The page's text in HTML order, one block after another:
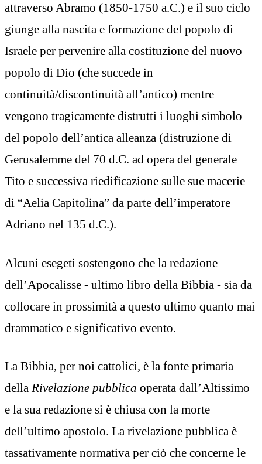
attraverso Abramo (1850-1750 a.C.) e il suo ciclo
giunge alla nascita e formazione del popolo di
Israele per pervenire alla costituzione del nuovo
popolo di Dio (che succede in
continuità/discontinuità all’antico) mentre
vengono tragicamente distrutti i luoghi simbolo
del popolo dell’antica alleanza (distruzione di
Gerusalemme del 70 d.C. ad opera del generale
Tito e successiva riedificazione sulle sue macerie
di “Aelia Capitolina” da parte dell’imperatore
Adriano nel 135 d.C.).
Alcuni esegeti sostengono che la redazione
dell’Apocalisse - ultimo libro della Bibbia - sia da
collocare in prossimità a questo ultimo quanto mai
drammatico e significativo evento.
La Bibbia, per noi cattolici, è la fonte primaria
della Rivelazione pubblica operata dall’Altissimo
e la sua redazione si è chiusa con la morte
dell’ultimo apostolo. La rivelazione pubblica è
tassativamente normativa per ciò che concerne le